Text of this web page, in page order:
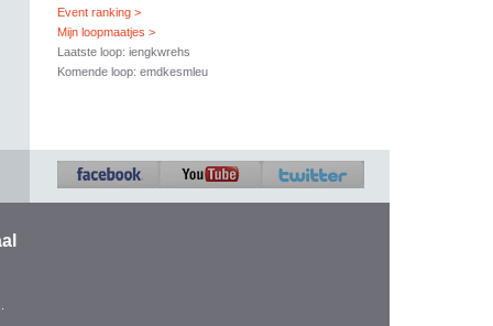
Event ranking >
Mijn loopmaatjes >
Laatste loop: iengkwrehs
Komende loop: emdkesmleu